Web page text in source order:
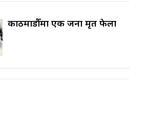
काठमाडौँमा एक जना मृत फेला